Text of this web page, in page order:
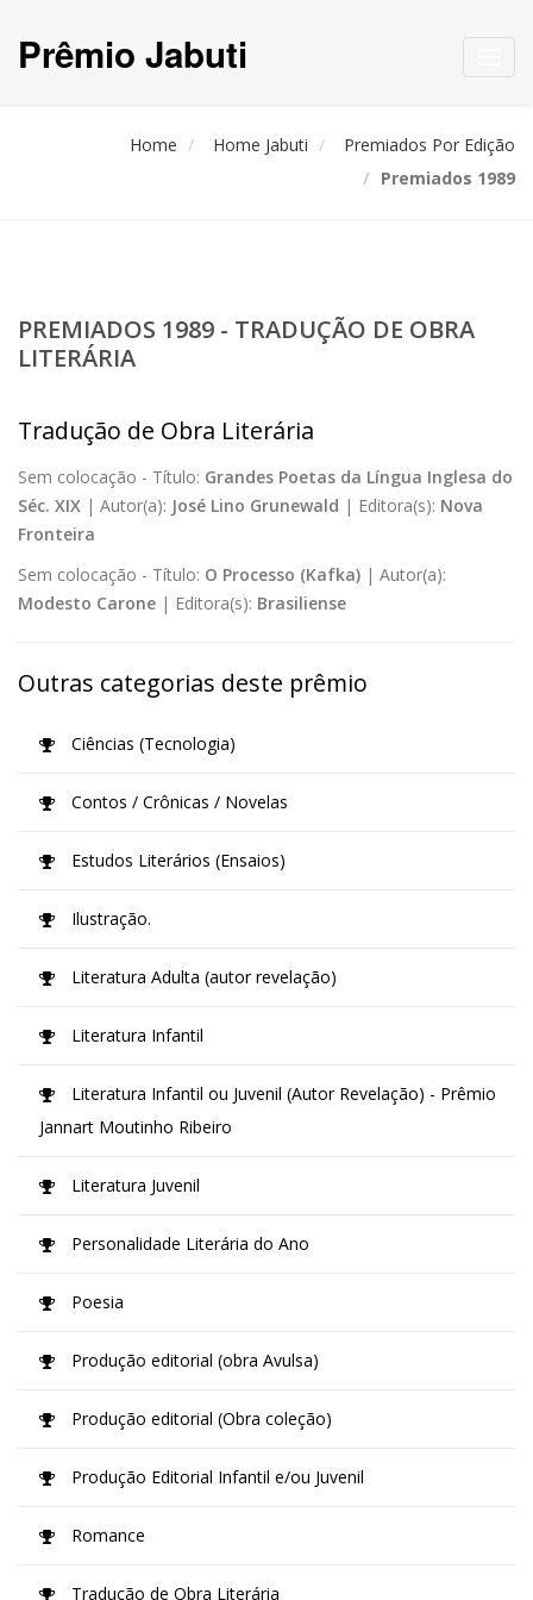
Prêmio Jabuti
Home Home Jabuti
Premiados Por Edição
Premiados 1989
PREMIADOS 1989 - TRADUÇÃO DE OBRA
LITERÁRIA
Tradução de Obra Literária
Sem colocação - Título: Grandes Poetas da Língua Inglesa do
Séc. XIX | Autor(a): José Lino Grunewald | Editora(s): Nova
Fronteira
Sem colocação - Título: O Processo (Kafka) | Autor(a):
Modesto Carone | Editora(s): Brasiliense
Outras categorias deste prêmio
Ciências (Tecnologia)
Contos / Crônicas / Novelas
Estudos Literários (Ensaios)
Ilustração.
Literatura Adulta (autor revelação)
Literatura Infantil
Literatura Infantil ou Juvenil (Autor Revelação) - Prêmio
Jannart Moutinho Ribeiro
Literatura Juvenil
Personalidade Literária do Ano
Poesia
Produção editorial (obra Avulsa)
Produção editorial (Obra coleção)
Produção Editorial Infantil e/ou Juvenil
Romance
Tradução de Obra Literária